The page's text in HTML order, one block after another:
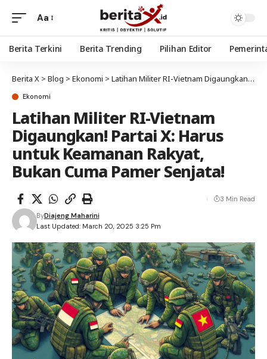
Aa
Berita Terkini Berita Trending Pilihan Editor
Berita X > Blog > Ekonomi > Latihan Militer RI-Vietnam Digaungkan! Partai X: Harus untuk Keamanan Rakyat, Bukan Cuma Pamer Senjata!
Ekonomi
Latihan Militer RI-Vietnam
Digaungkan! Partai X: Harus
untuk Keamanan Rakyat,
Bukan Cuma Pamer Senjata!
Last Updated: March 20, 2025 3:25 Pm
ByDiajeng Maharini
3 Min Read